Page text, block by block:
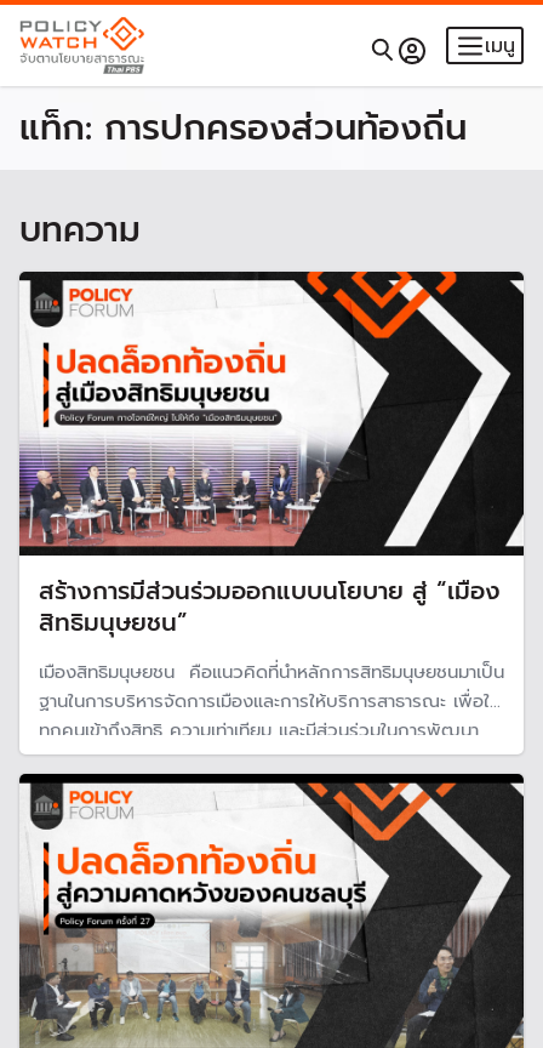
เมนู
แท็ก: การปกครองส่วนท้องถิ่น
บทความ
สร้างการมีส่วนร่วมออกแบบนโยบาย สู่ “เมือง
สิทธิมนุษยชน”
เมืองสิทธิมนุษยชน คือแนวคิดที่นำหลักการสิทธิมนุษยชนมาเป็น
ฐานในการบริหารจัดการเมืองและการให้บริการสาธารณะ เพื่อให้
ทุกคนเข้าถึงสิทธิ ความเท่าเทียม และมีส่วนร่วมในการพัฒนา
เมืองอย่างยั่งยืน